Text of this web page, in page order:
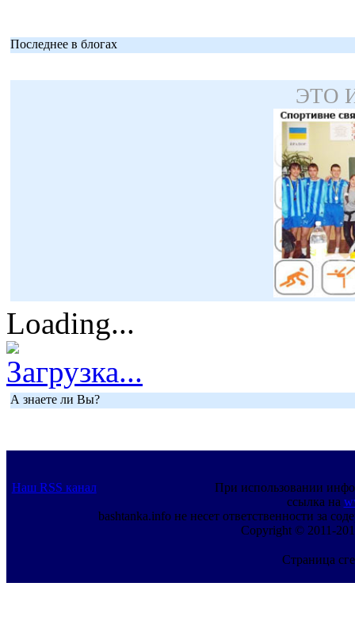
Последнее в блогах
ЭТО
Loading...
Загрузка...
А знаете ли Вы?
Наш RSS канал
При использовании
ссылка на
bashtanka.info не несет ответственности за
Copyright © 2011-
Страница